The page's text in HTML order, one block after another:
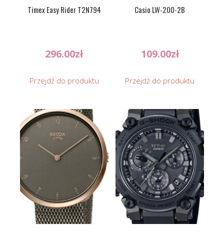
Timex Easy Rider T2N794
296.00zł
Przejdź do produktu
Casio LW-200-2B
109.00zł
Przejdź do produktu